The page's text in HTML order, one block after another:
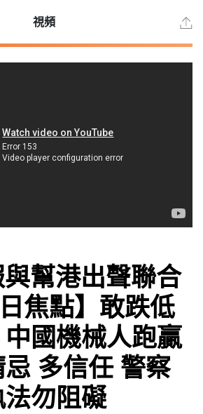
視頻
與幫港出聲聯合
焦點】敢跌低
國機械人跑贏
多信任 警察
勿阻礙